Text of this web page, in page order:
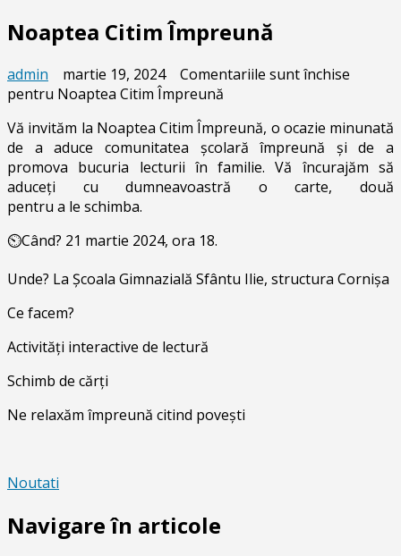
Noaptea Citim Împreună
admin martie 19, 2024
Comentariile sunt închise
pentru Noaptea Citim Împreună
Vă invităm la Noaptea Citim Împreună, o ocazie minunată
de a aduce comunitatea școlară împreună și de a
promova bucuria lecturii în familie. Vă încurajăm să
aduceți cu dumneavoastră o carte, două
pentru a le schimba.
⏲Când? 21 martie 2024, ora 18.
Unde? La Școala Gimnazială Sfântu Ilie, structura Cornișa
Ce facem?
Activități interactive de lectură
Schimb de cărți
Ne relaxăm împreună citind povești
Noutati
Navigare în articole